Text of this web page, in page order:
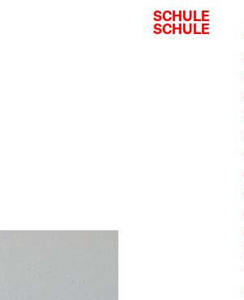
SCHULE
SCHULE
SCHULE
SCHULE